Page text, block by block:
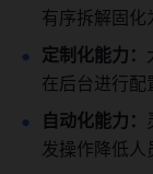
有序拆解固化
定制化能力：
在后台进行配
自动化能力：
发操作降低人